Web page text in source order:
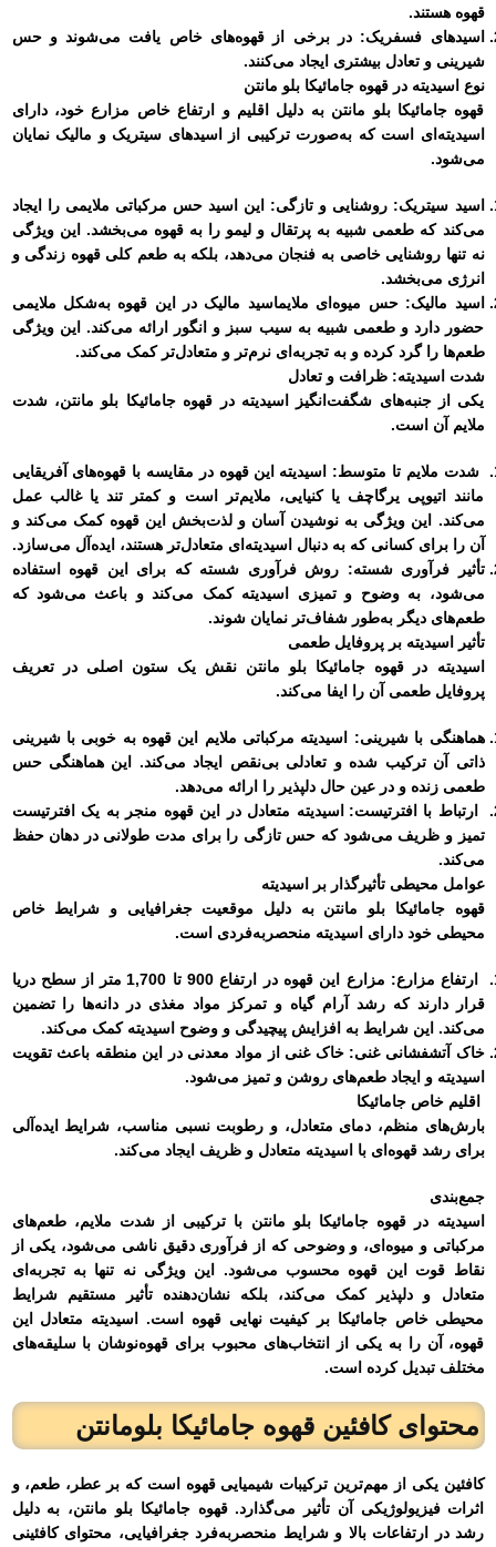
قهوه هستند.
اسیدهای فسفریک: در برخی از قهوه‌های خاص یافت می‌شوند و حس
شیرینی و تعادل بیشتری ایجاد می‌کنند.
نوع اسیدیته در قهوه جامائیکا بلو مانتن
قهوه جامائیکا بلو مانتن به دلیل اقلیم و ارتفاع خاص مزارع خود، دارای
اسیدیته‌ای است که به‌صورت ترکیبی از اسیدهای سیتریک و مالیک نمایان
می‌شود.
اسید سیتریک: روشنایی و تازگی:
این اسید حس مرکباتی ملایمی را ایجاد
می‌کند که طعمی شبیه به پرتقال و لیمو را به قهوه می‌بخشد. این ویژگی
نه تنها روشنایی خاصی به فنجان می‌دهد، بلکه به طعم کلی قهوه زندگی و
انرژی می‌بخشد.
اسید مالیک: حس میوه‌ای ملایماسید مالیک در این قهوه به‌شکل ملایمی
حضور دارد و طعمی شبیه به سیب سبز و انگور ارائه می‌کند. این ویژگی
طعم‌ها را گرد کرده و به تجربه‌ای نرم‌تر و متعادل‌تر کمک می‌کند.
شدت اسیدیته: ظرافت و تعادل
یکی از جنبه‌های شگفت‌انگیز اسیدیته در قهوه جامائیکا بلو مانتن، شدت
ملایم آن است.
شدت ملایم تا متوسط:
اسیدیته این قهوه در مقایسه با قهوه‌های آفریقایی
مانند اتیوپی یرگاچف یا کنیایی، ملایم‌تر است و کمتر تند یا غالب عمل
می‌کند. این ویژگی به نوشیدن آسان و لذت‌بخش این قهوه کمک می‌کند و
آن را برای کسانی که به دنبال اسیدیته‌ای متعادل‌تر هستند، ایده‌آل می‌سازد.
تأثیر فرآوری شسته: روش فرآوری شسته که برای این قهوه استفاده
می‌شود، به وضوح و تمیزی اسیدیته کمک می‌کند و باعث می‌شود که
طعم‌های دیگر به‌طور شفاف‌تر نمایان شوند.
تأثیر اسیدیته بر پروفایل طعمی
اسیدیته در قهوه جامائیکا بلو مانتن نقش یک ستون اصلی در تعریف
پروفایل طعمی آن را ایفا می‌کند.
هماهنگی با شیرینی: اسیدیته مرکباتی ملایم این قهوه به خوبی با شیرینی
ذاتی آن ترکیب شده و تعادلی بی‌نقص ایجاد می‌کند. این هماهنگی حس
طعمی زنده و در عین حال دلپذیر را ارائه می‌دهد.
ارتباط با افترتیست: اسیدیته متعادل در این قهوه منجر به یک افترتیست
تمیز و ظریف می‌شود که حس تازگی را برای مدت طولانی در دهان حفظ
می‌کند.
عوامل محیطی تأثیرگذار بر اسیدیته
قهوه جامائیکا بلو مانتن به دلیل موقعیت جغرافیایی و شرایط خاص
محیطی خود دارای اسیدیته منحصربه‌فردی است.
ارتفاع مزارع:
مزارع این قهوه در ارتفاع 900 تا 1,700 متر از سطح دریا
قرار دارند که رشد آرام گیاه و تمرکز مواد مغذی در دانه‌ها را تضمین
می‌کند. این شرایط به افزایش پیچیدگی و وضوح اسیدیته کمک می‌کند.
خاک آتشفشانی غنی: خاک غنی از مواد معدنی در این منطقه باعث تقویت
اسیدیته و ایجاد طعم‌های روشن و تمیز می‌شود.
اقلیم خاص جامائیکا
بارش‌های منظم، دمای متعادل، و رطوبت نسبی مناسب، شرایط ایده‌آلی
برای رشد قهوه‌ای با اسیدیته متعادل و ظریف ایجاد می‌کند.
جمع‌بندی
اسیدیته در قهوه جامائیکا بلو مانتن با ترکیبی از شدت ملایم، طعم‌های
مرکباتی و میوه‌ای، و وضوحی که از فرآوری دقیق ناشی می‌شود، یکی از
نقاط قوت این قهوه محسوب می‌شود. این ویژگی نه تنها به تجربه‌ای
متعادل و دلپذیر کمک می‌کند، بلکه نشان‌دهنده تأثیر مستقیم شرایط
محیطی خاص جامائیکا بر کیفیت نهایی قهوه است. اسیدیته متعادل این
قهوه، آن را به یکی از انتخاب‌های محبوب برای قهوه‌نوشان با سلیقه‌های
مختلف تبدیل کرده است.
محتوای کافئین قهوه جامائیکا بلومانتن
کافئین یکی از مهم‌ترین ترکیبات شیمیایی قهوه است که بر عطر، طعم، و
اثرات فیزیولوژیکی آن تأثیر می‌گذارد. قهوه جامائیکا بلو مانتن، به دلیل
رشد در ارتفاعات بالا و شرایط منحصر‌به‌فرد جغرافیایی، محتوای کافئینی